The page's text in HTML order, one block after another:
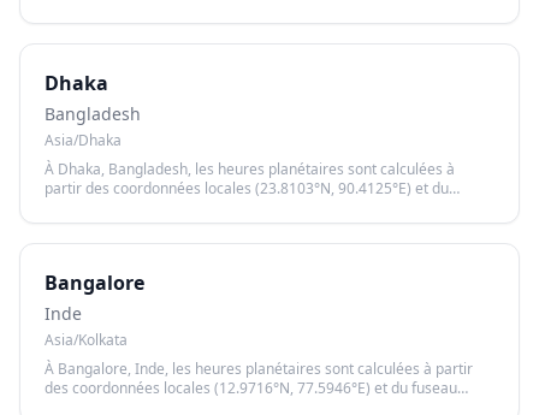
basé sur le lever et le coucher du soleil.
Dhaka
Bangladesh
Asia/Dhaka
À Dhaka, Bangladesh, les heures planétaires sont calculées à
partir des coordonnées locales (23.8103°N, 90.4125°E) et du
le lever et le coucher du soleil.
Bangalore
Inde
Asia/Kolkata
À Bangalore, Inde, les heures planétaires sont calculées à partir
des coordonnées locales (12.9716°N, 77.5946°E) et du fuseau